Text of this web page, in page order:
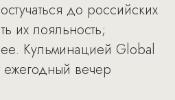
до российских
их лояльность;
Кульминацией Global
ежегодный вечер